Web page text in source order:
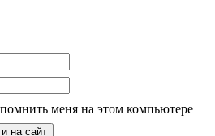
меня на этом компьютере